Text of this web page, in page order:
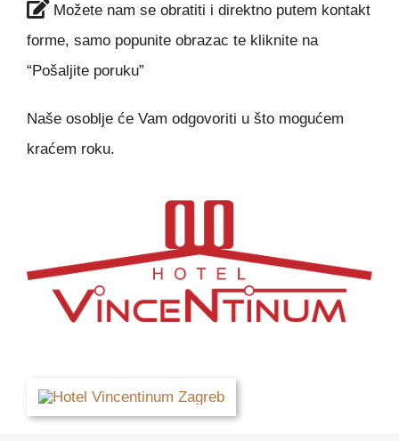
Možete nam se obratiti i direktno putem kontakt
forme, samo popunite obrazac te kliknite na
“Pošaljite poruku”
Naše osoblje će Vam odgovoriti u što mogućem
kraćem roku.